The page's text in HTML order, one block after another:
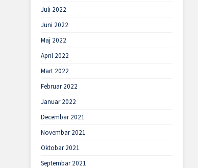
Juli 2022
Juni 2022
Maj 2022
April 2022
Mart 2022
Februar 2022
Januar 2022
Decembar 2021
Novembar 2021
Oktobar 2021
Septembar 2021